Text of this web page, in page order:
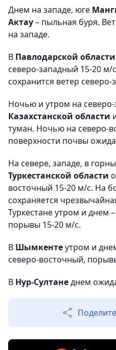
Днем на западе, юге
Актау– пыльная буря.
на западе.
В Павлодарской области
северо-западный 15-20 м/
сохранится ветер
Ночью и утром на северо-
Казахстанской области
туман. Ночью на северо-
поверхности почвы
На севере, западе, в
Туркестанской области
восточный 15-20 м/с. На
сохраняется
Туркестане утром и днем
порывы 15-20 м/с.
В Шымкентеутром и
северо-восточный,
В Нур-Султанеднем